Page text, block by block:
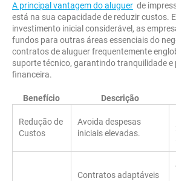
A principal vantagem do aluguer de
está na sua capacidade de reduzir custos.
investimento inicial considerável, as
fundos para outras áreas essenciais do
contratos de aluguer frequentemente
suporte técnico, garantindo tranquilidade e
financeira.
Benefício Descrição
Redução de
Custos
Avoida despesas
iniciais elevadas.
Contratos adaptáveis